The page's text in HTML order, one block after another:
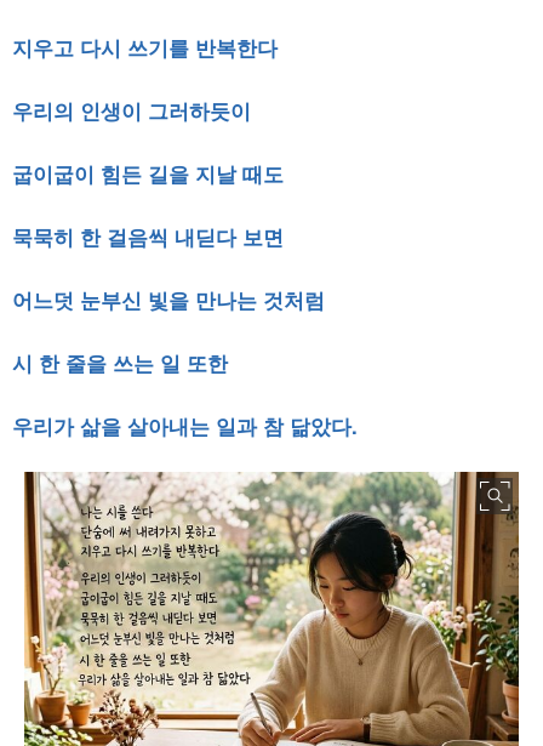
지우고 다시 쓰기를 반복한다
우리의 인생이 그러하듯이
굽이굽이 힘든 길을 지날 때도
묵묵히 한 걸음씩 내딛다 보면
어느덧 눈부신 빛을 만나는 것처럼
시 한 줄을 쓰는 일 또한
우리가 삶을 살아내는 일과 참 닮았다.